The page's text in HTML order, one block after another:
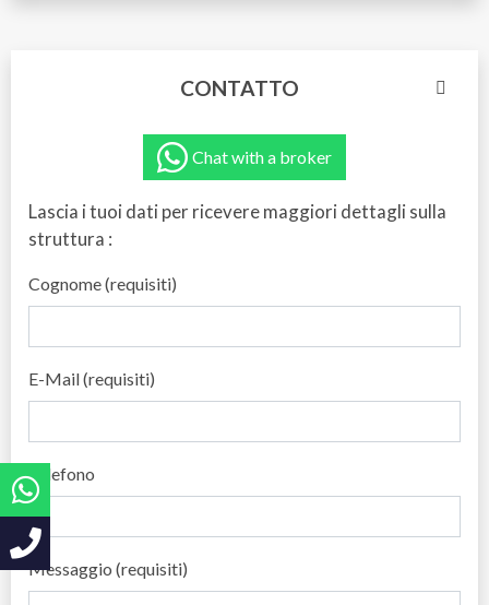
CONTATTO
Chat with a broker
Lascia i tuoi dati per ricevere maggiori dettagli sulla
struttura :
Cognome (requisiti)
E-Mail (requisiti)
Telefono
Messaggio (requisiti)